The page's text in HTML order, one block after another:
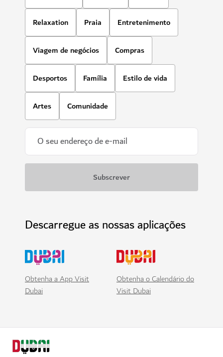
Relaxation Praia Entretenimento
Viagem de negócios Compras
Desportos Família Estilo de vida
Artes Comunidade
Descarregue as nossas aplicações
Obtenha a App Visit
Dubai
Obtenha o Calendário do
Visit Dubai